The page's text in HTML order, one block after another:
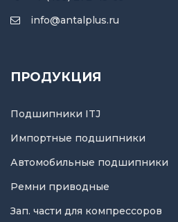
info@antalplus.ru
ПРОДУКЦИЯ
Подшипники ITJ
Импортные подшипники
Автомобильные подшипники
Ремни приводные
Зап. части для компрессоров